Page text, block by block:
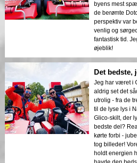
byens mest
de berømte
perspektiv var
venlig og
fantastisk tid.
øjeblik!
Det bedste,
Jeg har været i
aldrig set det
utrolig - fra de
til de lyse lys i
Glico-skilt, der
bedste del?
kørte forbi -
tog billeder!
holdt energien